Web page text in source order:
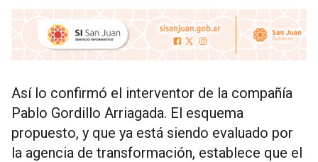
Así lo confirmó el interventor de la compañía
Pablo Gordillo Arriagada. El esquema
propuesto, y que ya está siendo evaluado por
la agencia de transformación, establece que el